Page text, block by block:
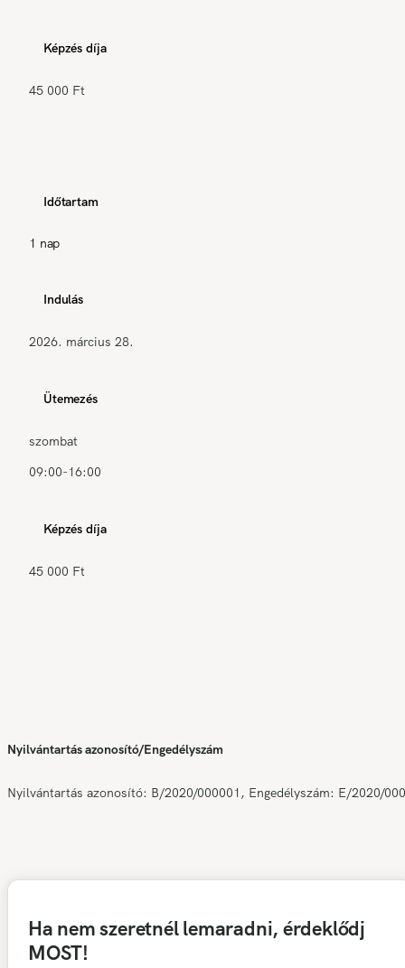
Képzés díja
45 000 Ft
Időtartam
1 nap
Indulás
2026. március 28.
Ütemezés
szombat
09:00-16:00
Képzés díja
45 000 Ft
Nyilvántartás azonosító/Engedélyszám
Nyilvántartás azonosító: B/2020/000001, Engedélyszám: E/2020/
Ha nem szeretnél lemaradni, érdeklődj
MOST!